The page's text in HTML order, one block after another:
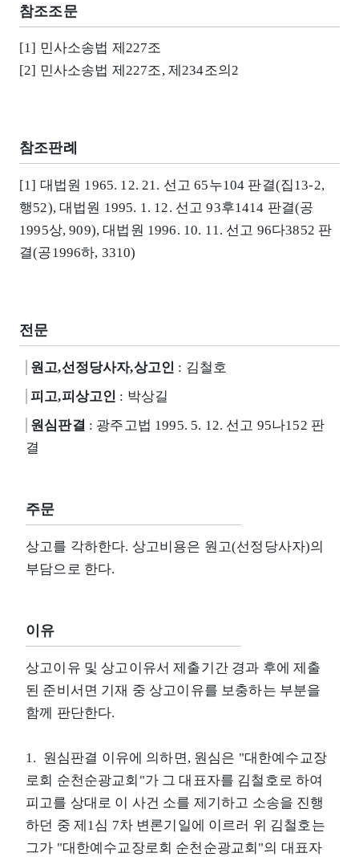
참조조문
[1] 민사소송법 제227조
[2] 민사소송법 제227조, 제234조의2
참조판례
[1] 대법원 1965. 12. 21. 선고 65누104 판결(집13-2,
행52), 대법원 1995. 1. 12. 선고 93후1414 판결(공
1995상, 909), 대법원 1996. 10. 11. 선고 96다3852 판
결(공1996하, 3310)
전문
원고,선정당사자,상고인 : 김철호
피고,피상고인 : 박상길
원심판결 : 광주고법 1995. 5. 12. 선고 95나152 판
결
주문
상고를 각하한다. 상고비용은 원고(선정당사자)의
부담으로 한다.
이유
상고이유 및 상고이유서 제출기간 경과 후에 제출
된 준비서면 기재 중 상고이유를 보충하는 부분을
함께 판단한다.
1. 원심판결 이유에 의하면, 원심은 "대한예수교장
로회 순천순광교회"가 그 대표자를 김철호로 하여
피고를 상대로 이 사건 소를 제기하고 소송을 진행
하던 중 제1심 7차 변론기일에 이르러 위 김철호는
그가 "대한예수교장로회 순천순광교회"의 대표자